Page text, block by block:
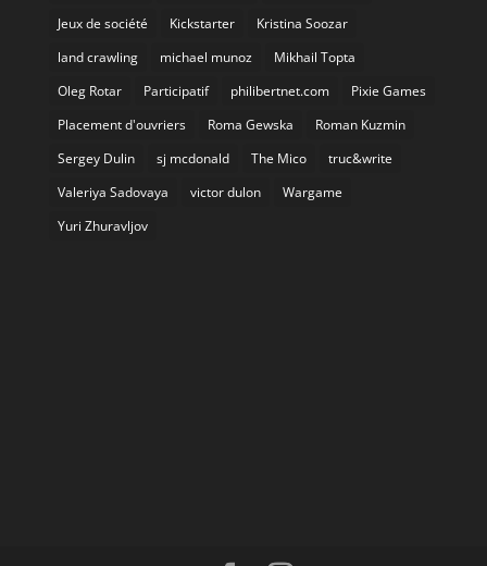
Jeux de société
Kickstarter
Kristina Soozar
land crawling
michael munoz
Mikhail Topta
Oleg Rotar
Participatif philibertnet.com
Pixie Games
Placement d'ouvriers
Roma Gewska
Roman Kuzmin
Sergey Dulin
sj mcdonald The Mico
truc&write
Valeriya Sadovaya
victor dulon
Wargame
Yuri Zhuravljov